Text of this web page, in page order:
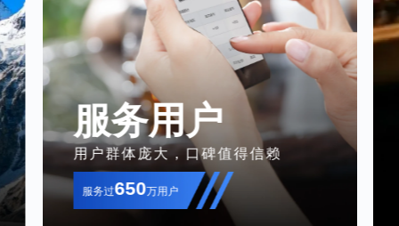
服务用户
用户群体庞大，口碑值得信赖
服务过650万用户